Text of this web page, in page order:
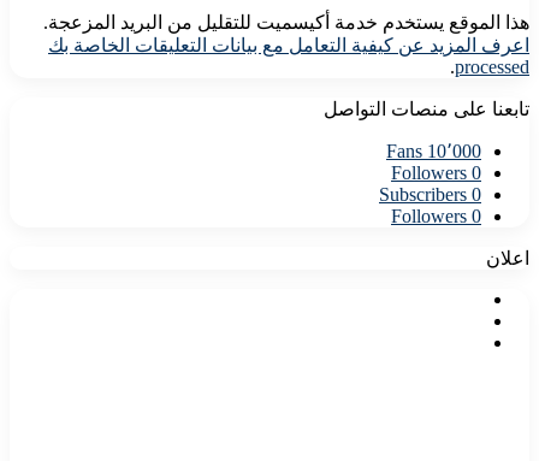
هذا الموقع يستخدم خدمة أكيسميت للتقليل من البريد المزعجة.
اعرف المزيد عن كيفية التعامل مع بيانات التعليقات الخاصة بك
processed
.
تابعنا على منصات التواصل
10٬000 Fans
0
Followers
0
Subscribers
0
Followers
اعلان